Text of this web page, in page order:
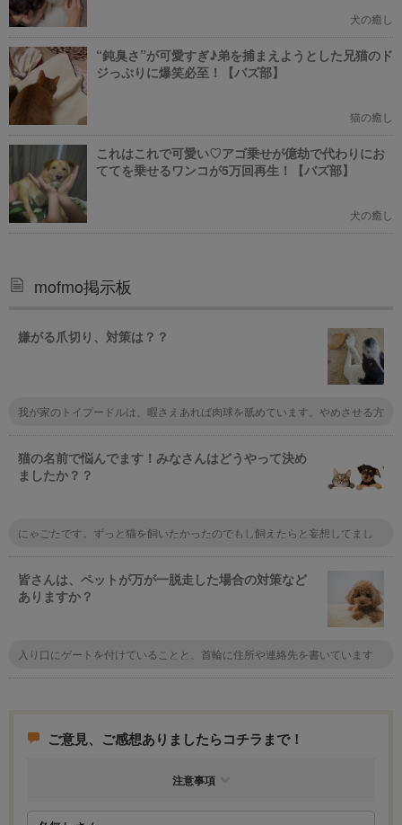
犬の癒し
“鈍臭さ”が可愛すぎ♪弟を捕まえようとした兄猫のド
ジっぷりに爆笑必至！【バズ部】
猫の癒し
これはこれで可愛い♡アゴ乗せが億劫で代わりにお
ててを乗せるワンコが5万回再生！【バズ部】
犬の癒し
mofmo掲示板
嫌がる爪切り、対策は？？
我が家のトイプードルは、暇さえあれば肉球を舐めています。やめさせる方
猫の名前で悩んでます！みなさんはどうやって決め
ましたか？？
にゃごたです。ずっと猫を飼いたかったのでもし飼えたらと妄想してまし
護したので、念願のにゃごたと呼んでます。 メスなんですが
皆さんは、ペットが万が一脱走した場合の対策など
ありますか？
入り口にゲートを付けていることと、首輪に住所や連絡先を書いています
なんでしょうけど。
ご意見、ご感想ありましたらコチラまで！
注意事項